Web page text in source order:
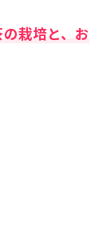
栽培と、お